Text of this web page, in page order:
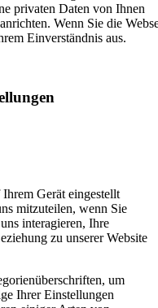
privaten Daten von Ihnen
Wenn Sie die
Einverständnis aus.
Gerät eingestellt
mitzuteilen, wenn Sie
interagieren, Ihre
zu unserer Website
um
Ihrer Einstellungen